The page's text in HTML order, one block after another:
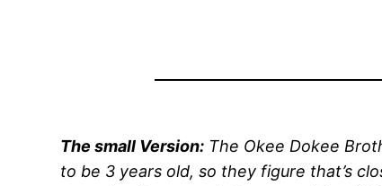
The small Version: The Okee Dokee
to be 3 years old, so they figure that’s